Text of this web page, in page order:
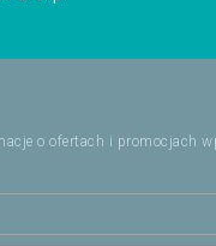
o ofertach i promocjach